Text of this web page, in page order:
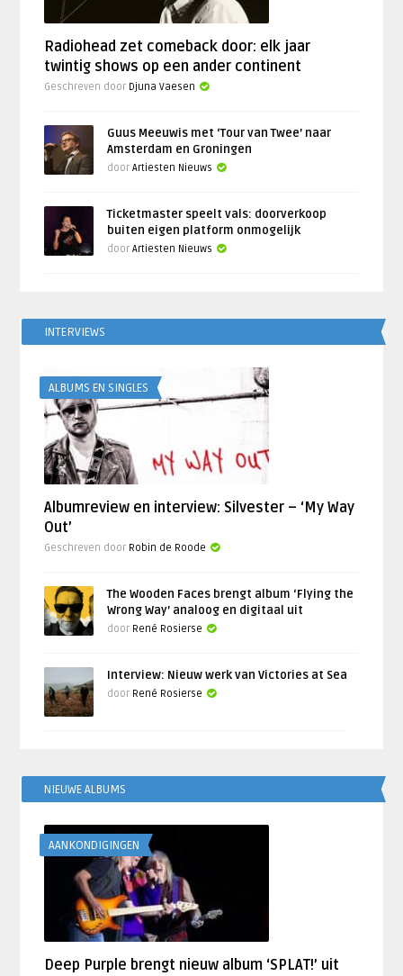
Radiohead zet comeback door: elk jaar
twintig shows op een ander continent
Geschreven door Djuna Vaesen
Guus Meeuwis met ‘Tour van Twee’ naar
Amsterdam en Groningen
doorArtiesten Nieuws
Ticketmaster speelt vals: doorverkoop
buiten eigen platform onmogelijk
doorArtiesten Nieuws
INTERVIEWS
ALBUMS EN SINGLES
Albumreview en interview: Silvester – ‘My Way
Out’
Geschreven door Robin de Roode
The Wooden Faces brengt album ‘Flying the
Wrong Way’ analoog en digitaal uit
door René Rosierse
Interview: Nieuw werk van Victories at Sea
door René Rosierse
NIEUWE ALBUMS
AANKONDIGINGEN
Deep Purple brengt nieuw album ‘SPLAT!’ uit